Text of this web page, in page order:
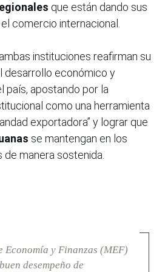
que están dando sus
comercio internacional.
instituciones reafirman su
desarrollo económico y
país, apostando por la
como una herramienta
exportadora” y lograr que
se mantengan en los
manera sostenida.
Economía y Finanzas (MEF)
desempeño de